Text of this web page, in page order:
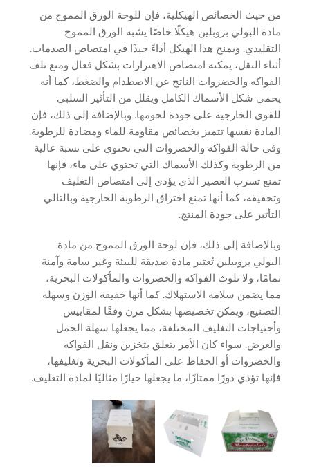
من حيث الخصائص الهيكلية، فإن للوحة الورق المموج من
مادة البولي بروبلين هيكلًا خاصًا يشبه الورق المموج
التقليدي. ويمنح هذا الهيكل أداءً جيدًا في امتصاص الصدمات.
أثناء النقل، يمكنه امتصاص الاهتزازات بشكل فعال ومنع تلف
الفواكه والخضروات الناتج عن الاصطدام والضغط، كما أنه
يحمي شكل الأسماك الكامل ويقلل من التأثير السلبي
للقوى الخارجية على جودة لحومها. وبالإضافة إلى ذلك، فإن
المادة نفسها تتميز بخصائص مقاومة للماء ومضادة للرطوبة.
وفي حالة الفواكه والخضروات التي تحتوي على نسبة عالية
من الرطوبة وكذلك الأسماك التي تحتوي على ماء، فإنها
تمنع تسرب العصير الذي يؤدي إلى امتصاص التغليف
وتحقيقه، كما أنها تمنع اختراق الرطوبة الخارجية وبالتالي
التأثير على جودة المنتج.
وبالإضافة إلى ذلك، فإن لوحة الورق المموج من مادة
البولي بروبيلين تُعتبر مادة صديقة للبيئة وغير سامة وآمنة
تمامًا، ولا تلوث الفواكه والخضروات والمأكولات البحرية،
مما يضمن سلامة الاستهلاك. كما أنها خفيفة الوزن وسهلة
التصنيع، ويمكن تخصيصها بشكل مرن وفقًا لمقاييس
وأحتياجات التغليف المختلفة، مما يجعلها سهلة الحمل
والعرض. سواء كان الأمر يتعلق بتخزين ونقل الفواكه
والخضروات أو الحفاظ على المأكولات البحرية وتغليفها،
فإنها تؤدي دورًا ممتازًا، ما يجعلها خيارًا مثاليًا لمادة التغليف.